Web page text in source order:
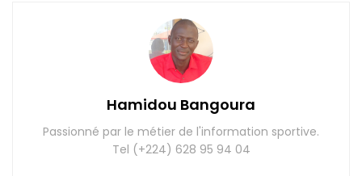
Hamidou Bangoura
Passionné par le métier de l'information sportive.
Tel (+224) 628 95 94 04